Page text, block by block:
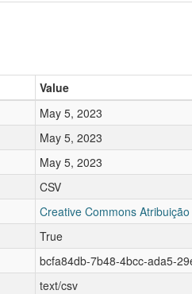
Value
May 5, 2023
May 5, 2023
May 5, 2023
CSV
Creative Commons Atribuição
True
bcfa84db-7b48-4bcc-ada5-
text/csv